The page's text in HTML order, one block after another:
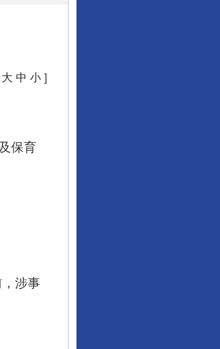
大 中 小 ]
保育
涉事